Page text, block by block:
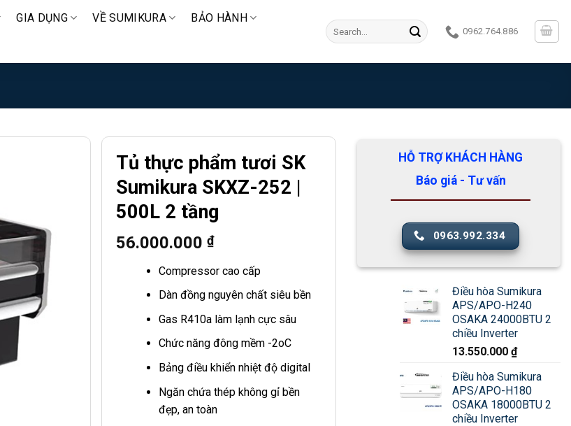
GIA DỤNG VỀ SUMIKURA BẢO HÀNH
Search
for:
0962.764.886
Tủ thực phẩm tươi SK
Sumikura SKXZ-252 |
500L 2 tầng
56.000.000 ₫
Compressor cao cấp
Dàn đồng nguyên chất siêu bền
Gas R410a làm lạnh cực sâu
Chức năng đông mềm -2oC
Bảng điều khiển nhiệt độ digital
Ngăn chứa thép không gỉ bền
đẹp, an toàn
HỖ TRỢ KHÁCH HÀNG
Báo giá - Tư vấn
0963.992.334
Điều hòa Sumikura
APS/APO-H240
OSAKA 24000BTU 2
chiều Inverter
13.550.000 ₫
Điều hòa Sumikura
APS/APO-H180
OSAKA 18000BTU 2
chiều Inverter